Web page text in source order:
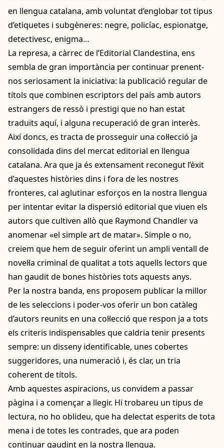
en llengua catalana, amb voluntat d’englobar tot tipus
d’etiquetes i subgèneres: negre, policíac, espionatge,
detectivesc, enigma…
La represa, a càrrec de l’Editorial Clandestina, ens
sembla de gran importància per continuar prenent-
nos seriosament la iniciativa: la publicació regular de
títols que combinen escriptors del país amb autors
estrangers de ressò i prestigi que no han estat
traduïts aquí, i alguna recuperació de gran interès.
Així doncs, es tracta de prosseguir una col·lecció ja
consolidada dins del mercat editorial en llengua
catalana. Ara que ja és extensament reconegut l’èxit
d’aquestes històries dins i fora de les nostres
fronteres, cal aglutinar esforços en la nostra llengua
per intentar evitar la dispersió editorial que viuen els
autors que cultiven allò que Raymond Chandler va
anomenar «el simple art de matar». Simple o no,
creiem que hem de seguir oferint un ampli ventall de
novel·la criminal de qualitat a tots aquells lectors que
han gaudit de bones històries tots aquests anys.
Per la nostra banda, ens proposem publicar la millor
de les seleccions i poder-vos oferir un bon catàleg
d’autors reunits en una col·lecció que respon ja a tots
els criteris indispensables que caldria tenir presents
sempre: un disseny identificable, unes cobertes
suggeridores, una numeració i, és clar, un tria
coherent de títols.
Amb aquestes aspiracions, us convidem a passar
pàgina i a començar a llegir. Hi trobareu un tipus de
lectura, no ho oblideu, que ha delectat esperits de tota
mena i de totes les contrades, que ara poden
continuar gaudint en la nostra llengua.